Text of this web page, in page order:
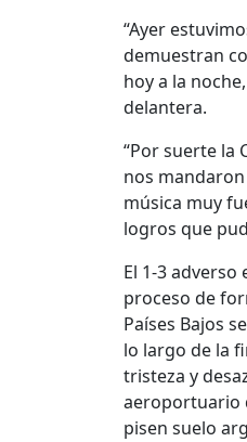
“Ayer
demuestran
hoy a la
delantera.
“Por suerte la
nos
música muy
logros que
El 1-3
proceso de
Países Bajos
lo largo de la
tristeza y
aeroportuario
pisen suelo